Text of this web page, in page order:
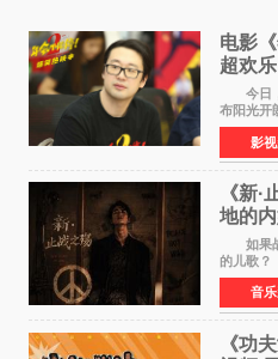
电影
超欢
满满
今日，
布阳光开
位狂欢模
导演董
业内、学
影
《新
地的
如果战
的儿歌
殇》时
地区局
战争从来
音
《功